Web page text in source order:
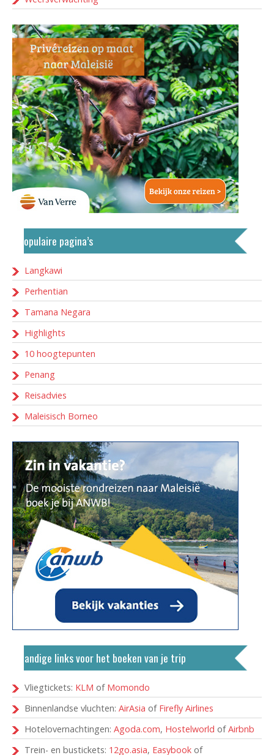
Populaire pagina’s
Langkawi
Perhentian
Tamana Negara
Highlights
10 hoogtepunten
Penang
Reisadvies
Maleisisch Borneo
Handige links voor het boeken van je trip
Vliegtickets: KLM of Momondo
Binnenlandse vluchten: AirAsia of Firefly Airlines
Hotelovernachtingen: Agoda.com, Hostelworld ofAirbnb
Trein- en bustickets: 12go.asia, Easybook of